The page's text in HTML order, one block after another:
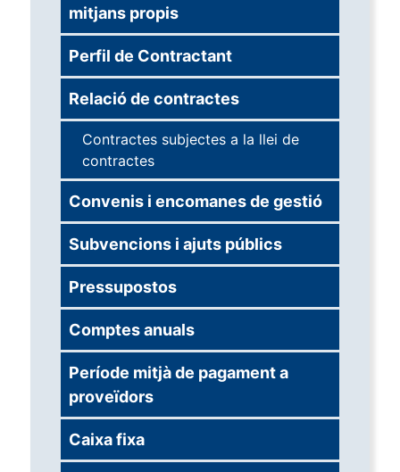
mitjans propis
Perfil de Contractant
Relació de contractes
Contractes subjectes a la llei de
contractes
Convenis i encomanes de gestió
Subvencions i ajuts públics
Pressupostos
Comptes anuals
Període mitjà de pagament a
proveïdors
Caixa fixa